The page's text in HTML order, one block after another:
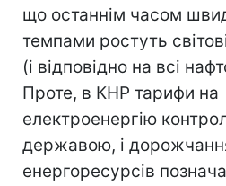
що останнім часом
темпами ростуть
(і відповідно на всі
Проте, в КНР тарифи на
електроенергію
державою, і
енергоресурсів